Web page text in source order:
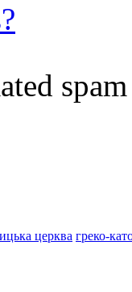
церква греко-